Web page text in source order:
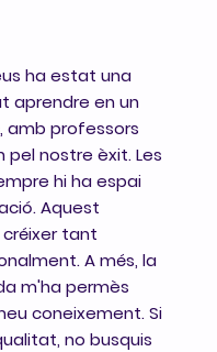
ha estat una
aprendre en un
amb professors
nostre èxit. Les
hi ha espai
Aquest
tant
A més, la
m'ha permès
coneixement. Si
no busquis